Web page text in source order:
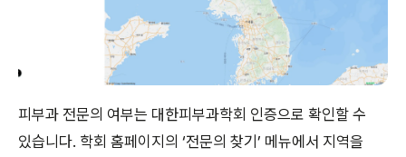
피부과 전문의 여부는 대한피부과학회 인증으로 확인할 수
있습니다. 학회 홈페이지의 ‘전문의 찾기’ 메뉴에서 지역을